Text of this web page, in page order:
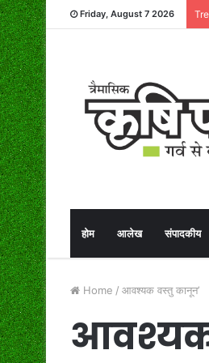
Friday, August 7 2026
होम आलेख संपादकीय
Home / आवश्यक वस्तु कानून’
आवश्यक